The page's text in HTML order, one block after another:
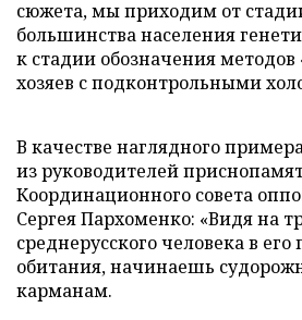
сюжета, мы приходим от
большинства населения
к стадии обозначения
хозяев с подконтрольными
В качестве наглядного
из руководителей
Координационного совета
Сергея Пархоменко: «Видя на
среднерусского человека в
обитания, начинаешь
карманам.